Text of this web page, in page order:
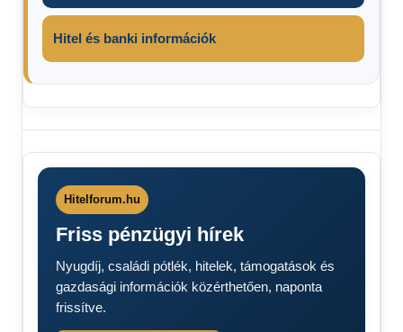
Hitel és banki információk
időjárás
Hitelforum.hu
Friss pénzügyi hírek
Nyugdíj, családi pótlék, hitelek, támogatások és
gazdasági információk közérthetően, naponta
frissítve.